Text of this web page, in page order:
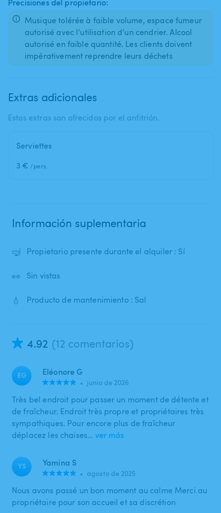
Precisiones del propietario:
Musique tolérée à faible volume, espace fumeur
autorisé avec l’utilisation d’un cendrier. Alcool
autorisé en faible quantité. Les clients doivent
Extras adicionales
Estos extras son ofrecidos por el anfitrión.
Serviettes
3 € /pers.
Información suplementaria
🤿 Propietario presente durante el alquiler : Sí
👀 Sin vistas
💧 Producto de mantenimiento : Sal
4.92 (12 comentarios)
EG Eléonore G
• junio de 2026
Très bel endroit pour passer un moment de détente et
de fraîcheur. Endroit très propre et propriétaires très
sympathiques. Pour encore plus de fraîcheur
déplacez les chaises… ver más
YS Yamina S
• agosto de 2025
Nous avons passé un bon moment au calme Merci au
propriétaire pour son accueil et sa discrétion